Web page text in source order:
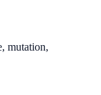
mutation,